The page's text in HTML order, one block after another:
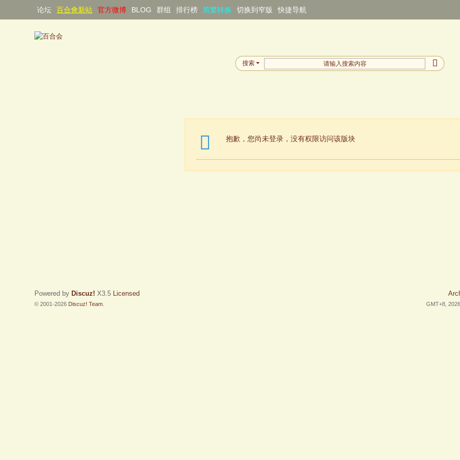
论坛 百合會新站 官方微博 BLOG 群组 排行榜 简繁转换 切换到窄版 快捷导航
搜索
抱歉，您尚未登录，没有权限访问该版块
GMT+8,
Powered by Discuz! X3.5 Licensed
© 2001-2026 Discuz! Team